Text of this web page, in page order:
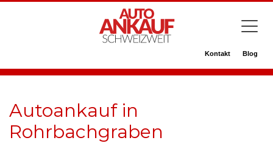
Kontakt Blog
Autoankauf in
Rohrbachgraben